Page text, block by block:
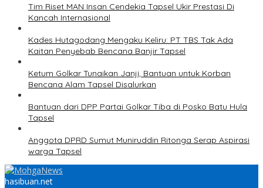
Tim Riset MAN Insan Cendekia Tapsel Ukir Prestasi Di
Kancah Internasional
Kades Hutagodang Mengaku Keliru: PT TBS Tak Ada
Kaitan Penyebab Bencana Banjir Tapsel
Ketum Golkar Tunaikan Janji, Bantuan untuk Korban
Bencana Alam Tapsel Disalurkan
Bantuan dari DPP Partai Golkar Tiba di Posko Batu Hula
Tapsel
Anggota DPRD Sumut Muniruddin Ritonga Serap Aspirasi
warga Tapsel
hasibuan.net